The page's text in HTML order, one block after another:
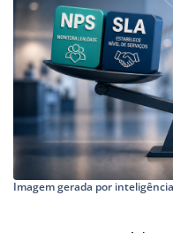
Imagem gerada por